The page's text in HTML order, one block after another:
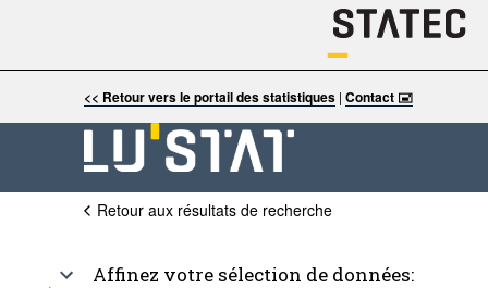
<< Retour vers le portail des statistiques | Contact 🖃
Retour aux résultats de recherche
Affinez votre sélection de données: